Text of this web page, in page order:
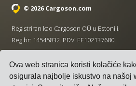
Ova web stranica koristi kolačiće
osigurala najbolje iskustvo na našoj
© 2026 Cargoson.com
Registriran kao Cargoson OÜ u Estoniji.
Reg br: 14545832. PDV: EE102137680.
·